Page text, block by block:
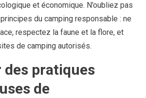
et économique. N’oubliez pas
du camping responsable : ne
respectez la faune et la flore, et
de camping autorisés.
des pratiques
de